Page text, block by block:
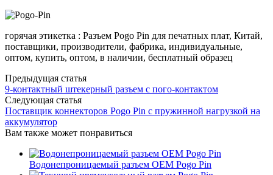
горячая этикетка : Разъем Pogo Pin для печатных плат, Китай,
поставщики, производители, фабрика, индивидуальные,
оптом, купить, оптом, в наличии, бесплатный образец
Предыдущая статья
9-контактный штекерный разъем с пого-контактом
Следующая статья
Поставщик коннекторов Pogo Pin с пружинной нагрузкой на
аккумулятор
Вам также может понравиться
Водонепроницаемый разъем OEM Pogo Pin